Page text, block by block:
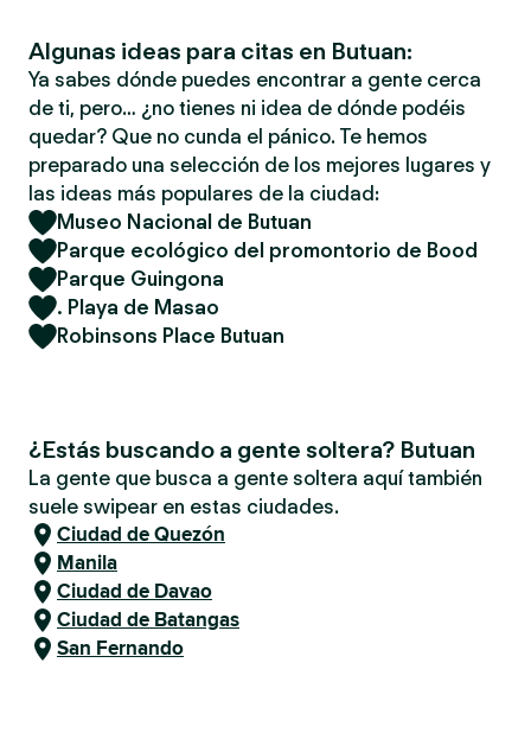
Algunas ideas para citas en Butuan:
Ya sabes dónde puedes encontrar a gente cerca
de ti, pero… ¿no tienes ni idea de dónde podéis
quedar? Que no cunda el pánico. Te hemos
preparado una selección de los mejores lugares y
las ideas más populares de la ciudad:
Museo Nacional de Butuan
Parque ecológico del promontorio de Bood
Parque Guingona
. Playa de Masao
Robinsons Place Butuan
¿Estás buscando a gente soltera? Butuan
La gente que busca a gente soltera aquí también
suele swipear en estas ciudades.
Ciudad de Quezón
Manila
Ciudad de Davao
Ciudad de Batangas
San Fernando